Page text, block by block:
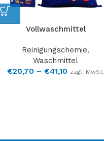
Vollwaschmittel
Reinigungschemie,
Waschmittel
€20,70 – €41,10 zzgl. MwSt.